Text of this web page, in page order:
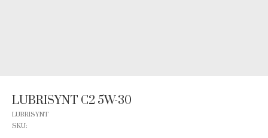
LUBRISYNT C2 5W-30
LUBRISYNT
SKU: